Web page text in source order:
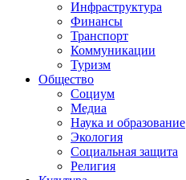
Инфраструктура
Финансы
Транспорт
Коммуникации
Туризм
Общество
Социум
Медиа
Наука и образование
Экология
Социальная защита
Религия